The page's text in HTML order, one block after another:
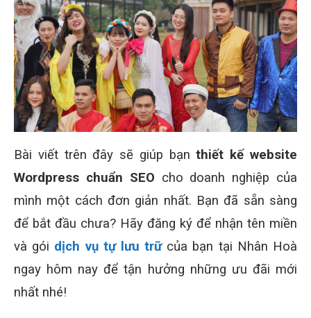
Bài viết trên đây sẽ giúp bạnthiết kế website
Wordpress chuẩn SEO cho doanh nghiệp của
mình một cách đơn giản nhất. Bạn đã sẵn sàng
để bắt đầu chưa? Hãy đăng ký để nhận tên miền
và gói dịch vụ tự lưu trữcủa bạn tại Nhân Hoà
ngay hôm nay để tận hưởng những ưu đãi mới
nhất nhé!